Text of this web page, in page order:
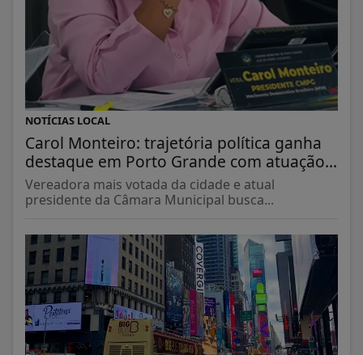
NOTÍCIAS LOCAL
Carol Monteiro: trajetória política ganha
destaque em Porto Grande com atuação...
Vereadora mais votada da cidade e atual
presidente da Câmara Municipal busca...